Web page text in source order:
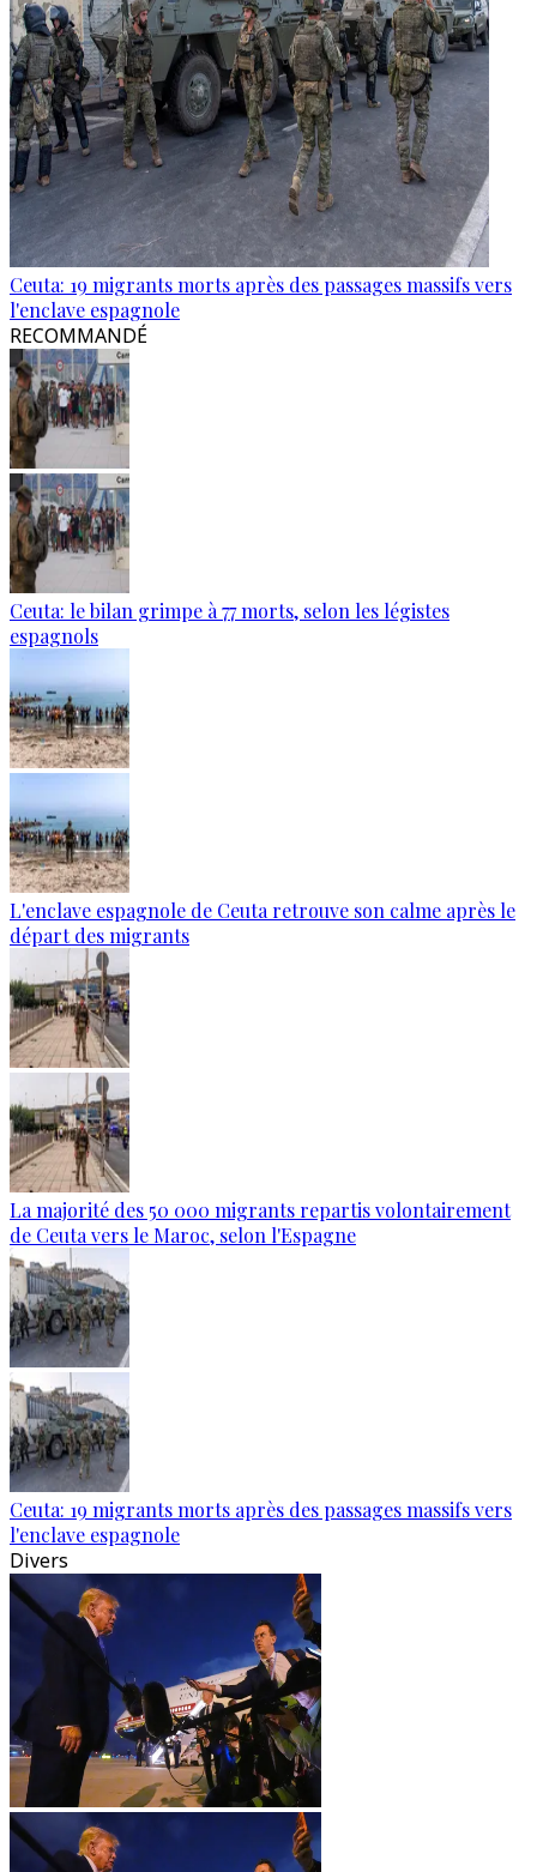
Ceuta: 19 migrants morts après des passages massifs vers
l'enclave espagnole
RECOMMANDÉ
Ceuta: le bilan grimpe à 77 morts, selon les légistes
espagnols
L'enclave espagnole de Ceuta retrouve son calme après le
départ des migrants
La majorité des 50 000 migrants repartis volontairement
de Ceuta vers le Maroc, selon l'Espagne
Ceuta: 19 migrants morts après des passages massifs vers
l'enclave espagnole
Divers